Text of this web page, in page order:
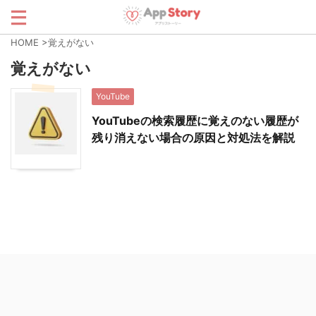
HOME >覚えがない
覚えがない
YouTube
YouTubeの検索履歴に覚えのない履歴が
残り消えない場合の原因と対処法を解説